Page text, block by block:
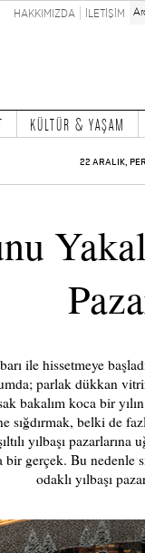
HAKKIMIZDA İLETİŞİM
KÜLTÜR & YAŞAM
22 ARALIK,
ile hissetmeye
parlak dükkan
bakalım koca bir
sığdırmak, belki de
yılbaşı
gerçek. Bu nedenle
odaklı yılbaşı